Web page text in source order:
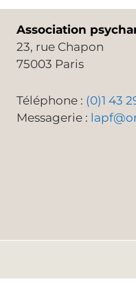
Association
23, rue Chapon
75003 Paris
Téléphone : (0)1 43
Messagerie :